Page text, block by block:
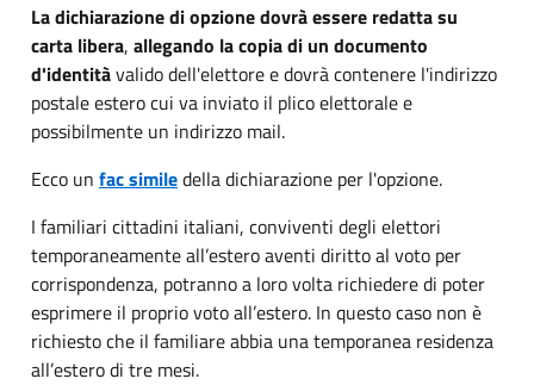
La dichiarazione di opzione dovrà essere redatta su
carta libera, allegando la copia di un documento
d'identitàvalido dell'elettore e dovrà contenere l'indirizzo
postale estero cui va inviato il plico elettorale e
possibilmente un indirizzo mail.
Ecco un fac similedella dichiarazione per l'opzione.
I familiari cittadini italiani, conviventi degli elettori
temporaneamente all’estero aventi diritto al voto per
corrispondenza, potranno a loro volta richiedere di poter
esprimere il proprio voto all’estero. In questo caso non è
richiesto che il familiare abbia una temporanea residenza
all’estero di tre mesi.